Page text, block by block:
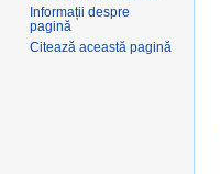
Informații despre
pagină
Citează această pagină